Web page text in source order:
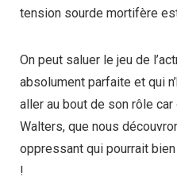
tension sourde mortifère
On peut saluer le jeu de
absolument parfaite et qui
aller au bout de son rôle car
Walters, que nous
oppressant qui pourrait
!